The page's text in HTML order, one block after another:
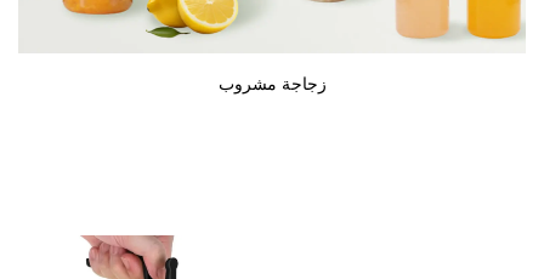
زجاجة مشروب